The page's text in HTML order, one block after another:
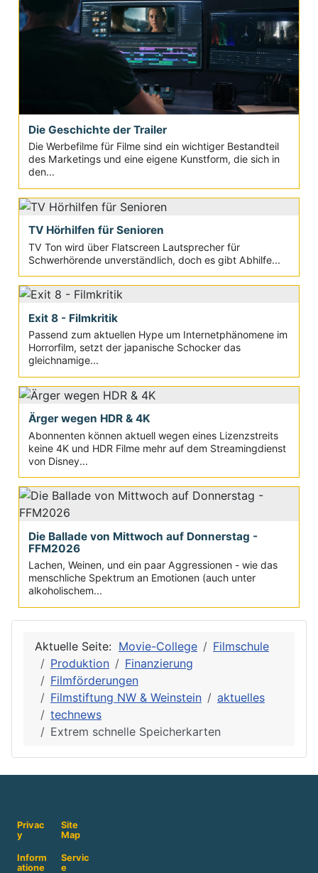
Die Geschichte der Trailer
Die Werbefilme für Filme sind ein wichtiger Bestandteil
des Marketings und eine eigene Kunstform, die sich in
den...
TV Hörhilfen für Senioren
TV Ton wird über Flatscreen Lautsprecher für
Schwerhörende unverständlich, doch es gibt Abhilfe...
Exit 8 - Filmkritik
Passend zum aktuellen Hype um Internetphänomene im
Horrorfilm, setzt der japanische Schocker das
gleichnamige...
Ärger wegen HDR & 4K
Abonnenten können aktuell wegen eines Lizenzstreits
keine 4K und HDR Filme mehr auf dem Streamingdienst
von Disney...
Die Ballade von Mittwoch auf Donnerstag -
FFM2026
Lachen, Weinen, und ein paar Aggressionen - wie das
menschliche Spektrum an Emotionen (auch unter
alkoholischem...
Aktuelle Seite: Movie-College
Filmschule
Produktion
Finanzierung
Filmförderungen
Filmstiftung NW & Weinstein
aktuelles
technews
Extrem schnelle Speicherkarten
Privac
y
Site
Map
Inform
atione
Servic
e